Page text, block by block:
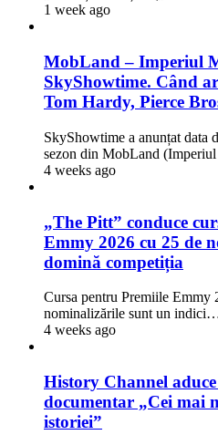
1 week ago
MobLand – Imperiul
SkyShowtime. Când
Tom Hardy, Pierce
SkyShowtime a anunțat data
sezon din MobLand
4 weeks ago
„The Pitt” conduce
Emmy 2026 cu 25 de
domină competiția
Cursa pentru Premiile Emmy
nominalizările sunt un
4 weeks ago
History Channel
documentar „Cei mai
istoriei”